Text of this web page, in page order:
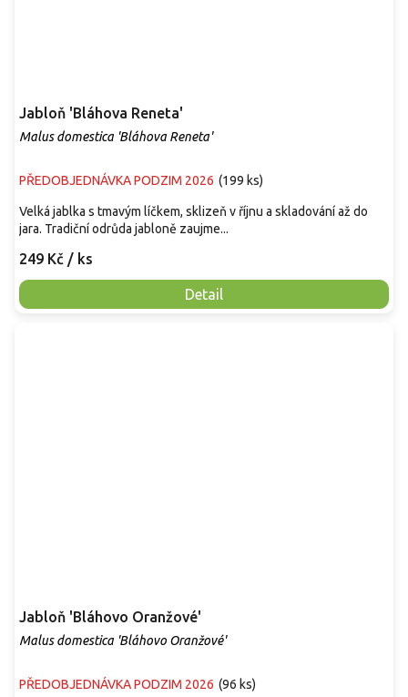
Jabloň 'Bláhova Reneta'
Malus domestica 'Bláhova Reneta'
PŘEDOBJEDNÁVKA PODZIM 2026 (199 ks)
249 Kč / ks
Detail
Velká jablka s tmavým líčkem, sklizeň v říjnu a skladování až do
jara. Tradiční odrůda jabloně zaujme...
Jabloň 'Bláhovo Oranžové'
Malus domestica 'Bláhovo Oranžové'
PŘEDOBJEDNÁVKA PODZIM 2026 (96 ks)